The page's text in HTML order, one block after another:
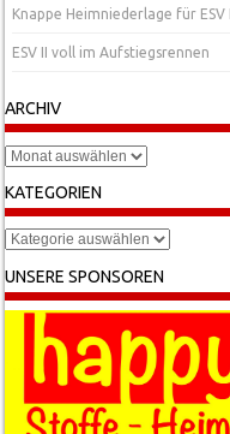
Knappe Heimniederlage für ESV II
ESV II voll im Aufstiegsrennen
ARCHIV
Archiv
KATEGORIEN
Kategorien
UNSERE SPONSOREN